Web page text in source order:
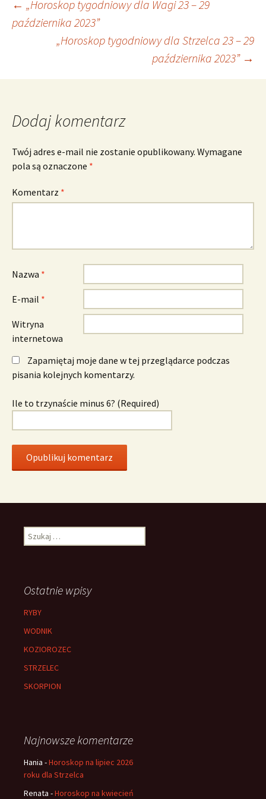
Nawigacja
wpisu
← „Horoskop tygodniowy dla Wagi 23 – 29
października 2023”
„Horoskop tygodniowy dla Strzelca 23 – 29
października 2023” →
Dodaj komentarz
Twój adres e-mail nie zostanie opublikowany. Wymagane
pola są oznaczone *
Komentarz *
Nazwa *
E-mail *
Witryna
internetowa
Zapamiętaj moje dane w tej przeglądarce podczas
pisania kolejnych komentarzy.
Ile to trzynaście minus 6? (Required)
Szukaj:
Ostatnie wpisy
RYBY
WODNIK
KOZIOROZEC
STRZELEC
SKORPION
Najnowsze komentarze
Hania -Horoskop na lipiec 2026
roku dla Strzelca
Renata -Horoskop na kwiecień